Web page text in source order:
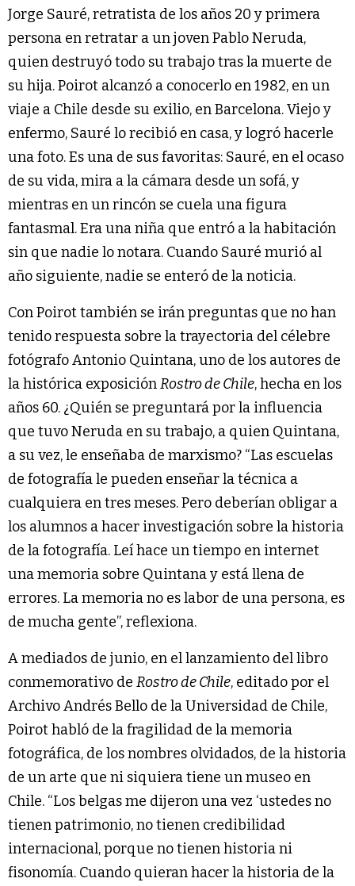
Jorge Sauré, retratista de los años 20 y primera
persona en retratar a un joven Pablo Neruda,
quien destruyó todo su trabajo tras la muerte de
su hija. Poirot alcanzó a conocerlo en 1982, en un
viaje a Chile desde su exilio, en Barcelona. Viejo y
enfermo, Sauré lo recibió en casa, y logró hacerle
una foto. Es una de sus favoritas: Sauré, en el ocaso
de su vida, mira a la cámara desde un sofá, y
mientras en un rincón se cuela una figura
fantasmal. Era una niña que entró a la habitación
sin que nadie lo notara. Cuando Sauré murió al
año siguiente, nadie se enteró de la noticia.
Con Poirot también se irán preguntas que no han
tenido respuesta sobre la trayectoria del célebre
fotógrafo Antonio Quintana, uno de los autores de
la histórica exposiciónRostro de Chile, hecha en los
años 60. ¿Quién se preguntará por la influencia
que tuvo Neruda en su trabajo, a quien Quintana,
a su vez, le enseñaba de marxismo? “Las escuelas
de fotografía le pueden enseñar la técnica a
cualquiera en tres meses. Pero deberían obligar a
los alumnos a hacer investigación sobre la historia
de la fotografía. Leí hace un tiempo en internet
una memoria sobre Quintana y está llena de
errores. La memoria no es labor de una persona, es
de mucha gente”, reflexiona.
A mediados de junio, en el lanzamiento del libro
conmemorativo de Rostro de Chile, editado por el
Archivo Andrés Bello de la Universidad de Chile,
Poirot habló de la fragilidad de la memoria
fotográfica, de los nombres olvidados, de la historia
de un arte que ni siquiera tiene un museo en
Chile. “Los belgas me dijeron una vez ‘ustedes no
tienen patrimonio, no tienen credibilidad
internacional, porque no tienen historia ni
fisonomía. Cuando quieran hacer la historia de la